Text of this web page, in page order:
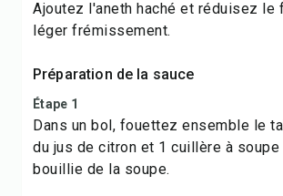
Ajoutez l'aneth haché et réduisez le
léger frémissement.
Préparation de la sauce
Étape 1
Dans un bol, fouettez ensemble le
du jus de citron et 1 cuillère à soupe
bouillie de la soupe.